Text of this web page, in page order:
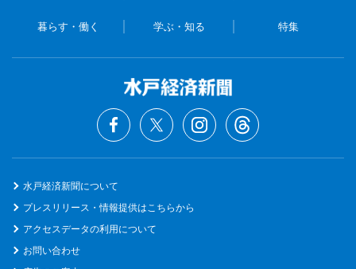
暮らす・働く 学ぶ・知る 特集
水戸経済新聞について
プレスリリース・情報提供はこちらから
アクセスデータの利用について
お問い合わせ